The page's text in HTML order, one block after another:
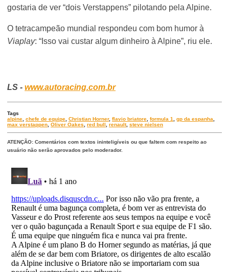
gostaria de ver “dois Verstappens” pilotando pela Alpine.
O tetracampeão mundial respondeu com bom humor à
Viaplay: “Isso vai custar algum dinheiro à Alpine”, riu ele.
LS -www.autoracing.com.br
Tags
alpine,chefe de equipe,Christian Horner,flavio briatore,formula 1,gp da espanha,
max verstappen,Oliver Oakes,red bull,renault,steve nielsen
ATENÇÃO: Comentários com textos ininteligíveis ou que faltem com respeito ao
usuário não serão aprovados pelo moderador.